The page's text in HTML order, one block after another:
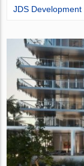
JDS Development